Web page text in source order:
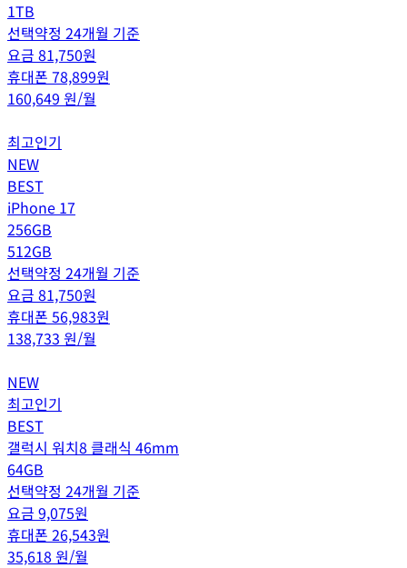
1TB
선택약정 24개월 기준
요금 81,750원
휴대폰 78,899원
160,649 원/월
최고인기
NEW
BEST
iPhone 17
256GB
512GB
선택약정 24개월 기준
요금 81,750원
휴대폰 56,983원
138,733 원/월
NEW
최고인기
BEST
갤럭시 워치8 클래식 46mm
64GB
선택약정 24개월 기준
요금 9,075원
휴대폰 26,543원
35,618원/월